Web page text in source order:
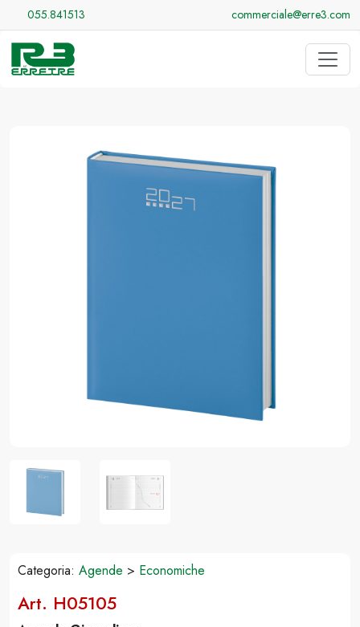
055.841513 commerciale@erre3.com
Categoria: Agende > Economiche
Art. H05105